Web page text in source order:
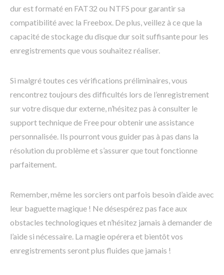
dur est formaté en FAT32 ou NTFS pour garantir sa
compatibilité avec la Freebox. De plus, veillez à ce que la
capacité de stockage du disque dur soit suffisante pour les
enregistrements que vous souhaitez réaliser.
Si malgré toutes ces vérifications préliminaires, vous
rencontrez toujours des difficultés lors de l’enregistrement
sur votre disque dur externe, n’hésitez pas à consulter le
support technique de Free pour obtenir une assistance
personnalisée. Ils pourront vous guider pas à pas dans la
résolution du problème et s’assurer que tout fonctionne
parfaitement.
Remember, même les sorciers ont parfois besoin d’aide avec
leur baguette magique ! Ne désespérez pas face aux
obstacles technologiques et n’hésitez jamais à demander de
l’aide si nécessaire. La magie opérera et bientôt vos
enregistrements seront plus fluides que jamais !